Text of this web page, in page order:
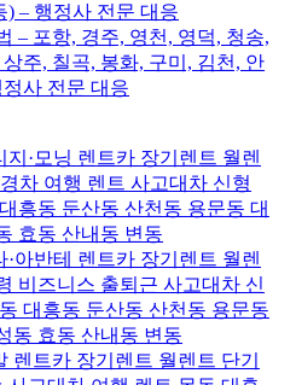
) – 행정사 전문 대응
– 포항, 경주, 영천, 영덕, 청송,
주, 칠곡, 봉화, 구미, 김천, 안
사 전문 대응
·모닝 렌트카 장기렌트 월렌
차 여행 렌트 사고대차 신형
흥동 둔산동 산천동 용문동 대
효동 산내동 변동
아반테 렌트카 장기렌트 월렌
비즈니스 출퇴근 사고대차 신
대흥동 둔산동 산천동 용문동
동 효동 산내동 변동
렌트카 장기렌트 월렌트 단기